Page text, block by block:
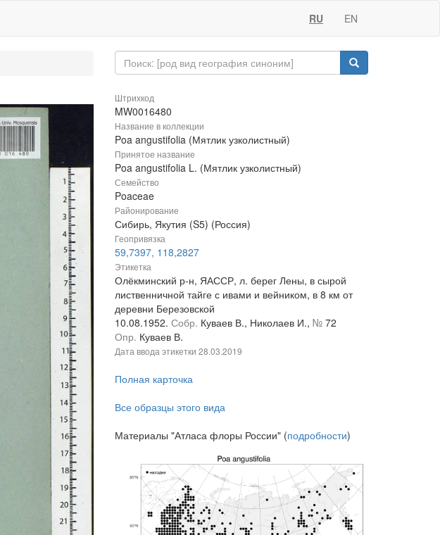
RU EN
Штрихкод
MW0016480
Название в коллекции
Poa angustifolia (Мятлик узколистный)
Принятое название
Poa angustifolia L. (Мятлик узколистный)
Семейство
Poaceae
Районирование
Сибирь, Якутия (S5) (Россия)
Геопривязка
59,7397, 118,2827
Этикетка
Олёкминский р-н, ЯАССР, л. берег Лены, в сырой
лиственничной тайге с ивами и вейником, в 8 км от
деревни Березовской
10.08.1952. Собр. Куваев В., Николаев И., № 72
Опр. Куваев В.
Дата ввода этикетки 28.03.2019
Полная карточка
Все образцы этого вида
Материалы "Атласа флоры России" (подробности)